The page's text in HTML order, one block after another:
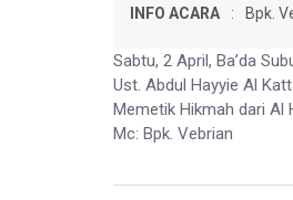
INFO ACARA
: Bpk.
Sabtu, 2 April, Ba’da
Ust. Abdul Hayyie Al
Memetik Hikmah dari Al
Mc: Bpk. Vebrian